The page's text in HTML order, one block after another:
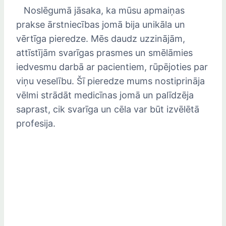
Noslēgumā jāsaka, ka mūsu apmaiņas
prakse ārstniecības jomā bija unikāla un
vērtīga pieredze. Mēs daudz uzzinājām,
attīstījām svarīgas prasmes un smēlāmies
iedvesmu darbā ar pacientiem, rūpējoties par
viņu veselību. Šī pieredze mums nostiprināja
vēlmi strādāt medicīnas jomā un palīdzēja
saprast, cik svarīga un cēla var būt izvēlētā
profesija.